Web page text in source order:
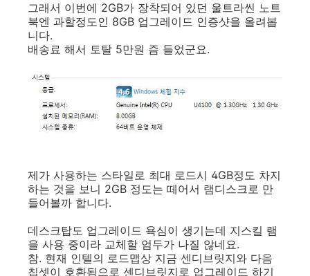
그래서 이번에 2GB가 장착되어 있던 울트라씬 노트
북엔 과할정도인 8GB 업그레이드 인증샷을 올려봅
니다.
배송료 해서 토탈 5만원 즘 들었군요.
제가 사용하는 스타일로 최대 로드시 4GB정도 차지
하는 것을 보니 2GB 정도는 떼어서 램디스크로 만
들어볼까 합니다.
데스크탑도 업그레이드 욕심이 생기는데 지스킬 램
을 사용 중이라 교체할 엄두가 나질 않네요.
참. 현재 인텔의 로드맵상 지금 센디브릿지와 다음
칩셋이 호환됨으로 센디브릿지로 업그레이드 하기